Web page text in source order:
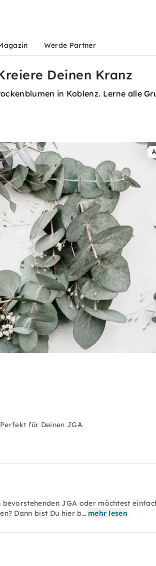
Werde Partner
Deinen Kranz
in Koblenz. Lerne alle
Perfekt für Deinen JGA
JGA oder möchtest
Dann bist Du hier b… mehr lesen